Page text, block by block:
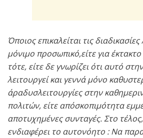
Όποιος επικαλείται τις
μόνιμο προσωπικό,είτε για
τότε, είτε δε γνωρίζει ότι αυτό
λειτουργεί και γεννά μόνο
άραδυσλειτουργίες στην
πολιτών, είτε απόσκοπιμότητα
αποτυχημένες συνταγές. Στο
ενδιαφέρει το αυτονόητο : Να